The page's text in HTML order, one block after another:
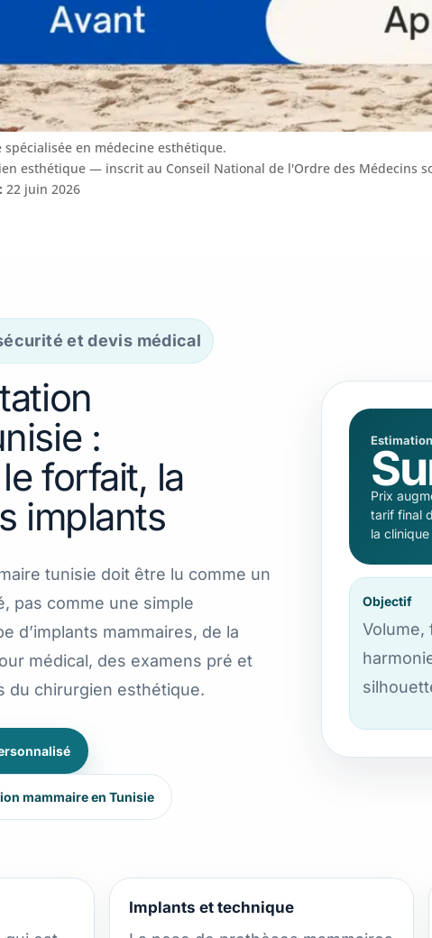
en médecine esthétique.
esthétique — inscrit au Conseil National de l'Ordre des Médecins
22 juin 2026
et devis médical
:
forfait, la
implants
tunisie doit être lu comme un
pas comme une simple
d’implants mammaires, de la
médical, des examens pré et
du chirurgien esthétique.
mammaire en Tunisie
Prix
tarif final
la
Objectif
Volume,
Implants et technique